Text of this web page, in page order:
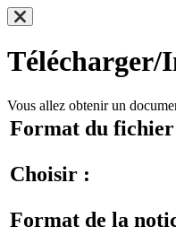
Vous allez obtenir un
Format du
Choisir :
Format de la